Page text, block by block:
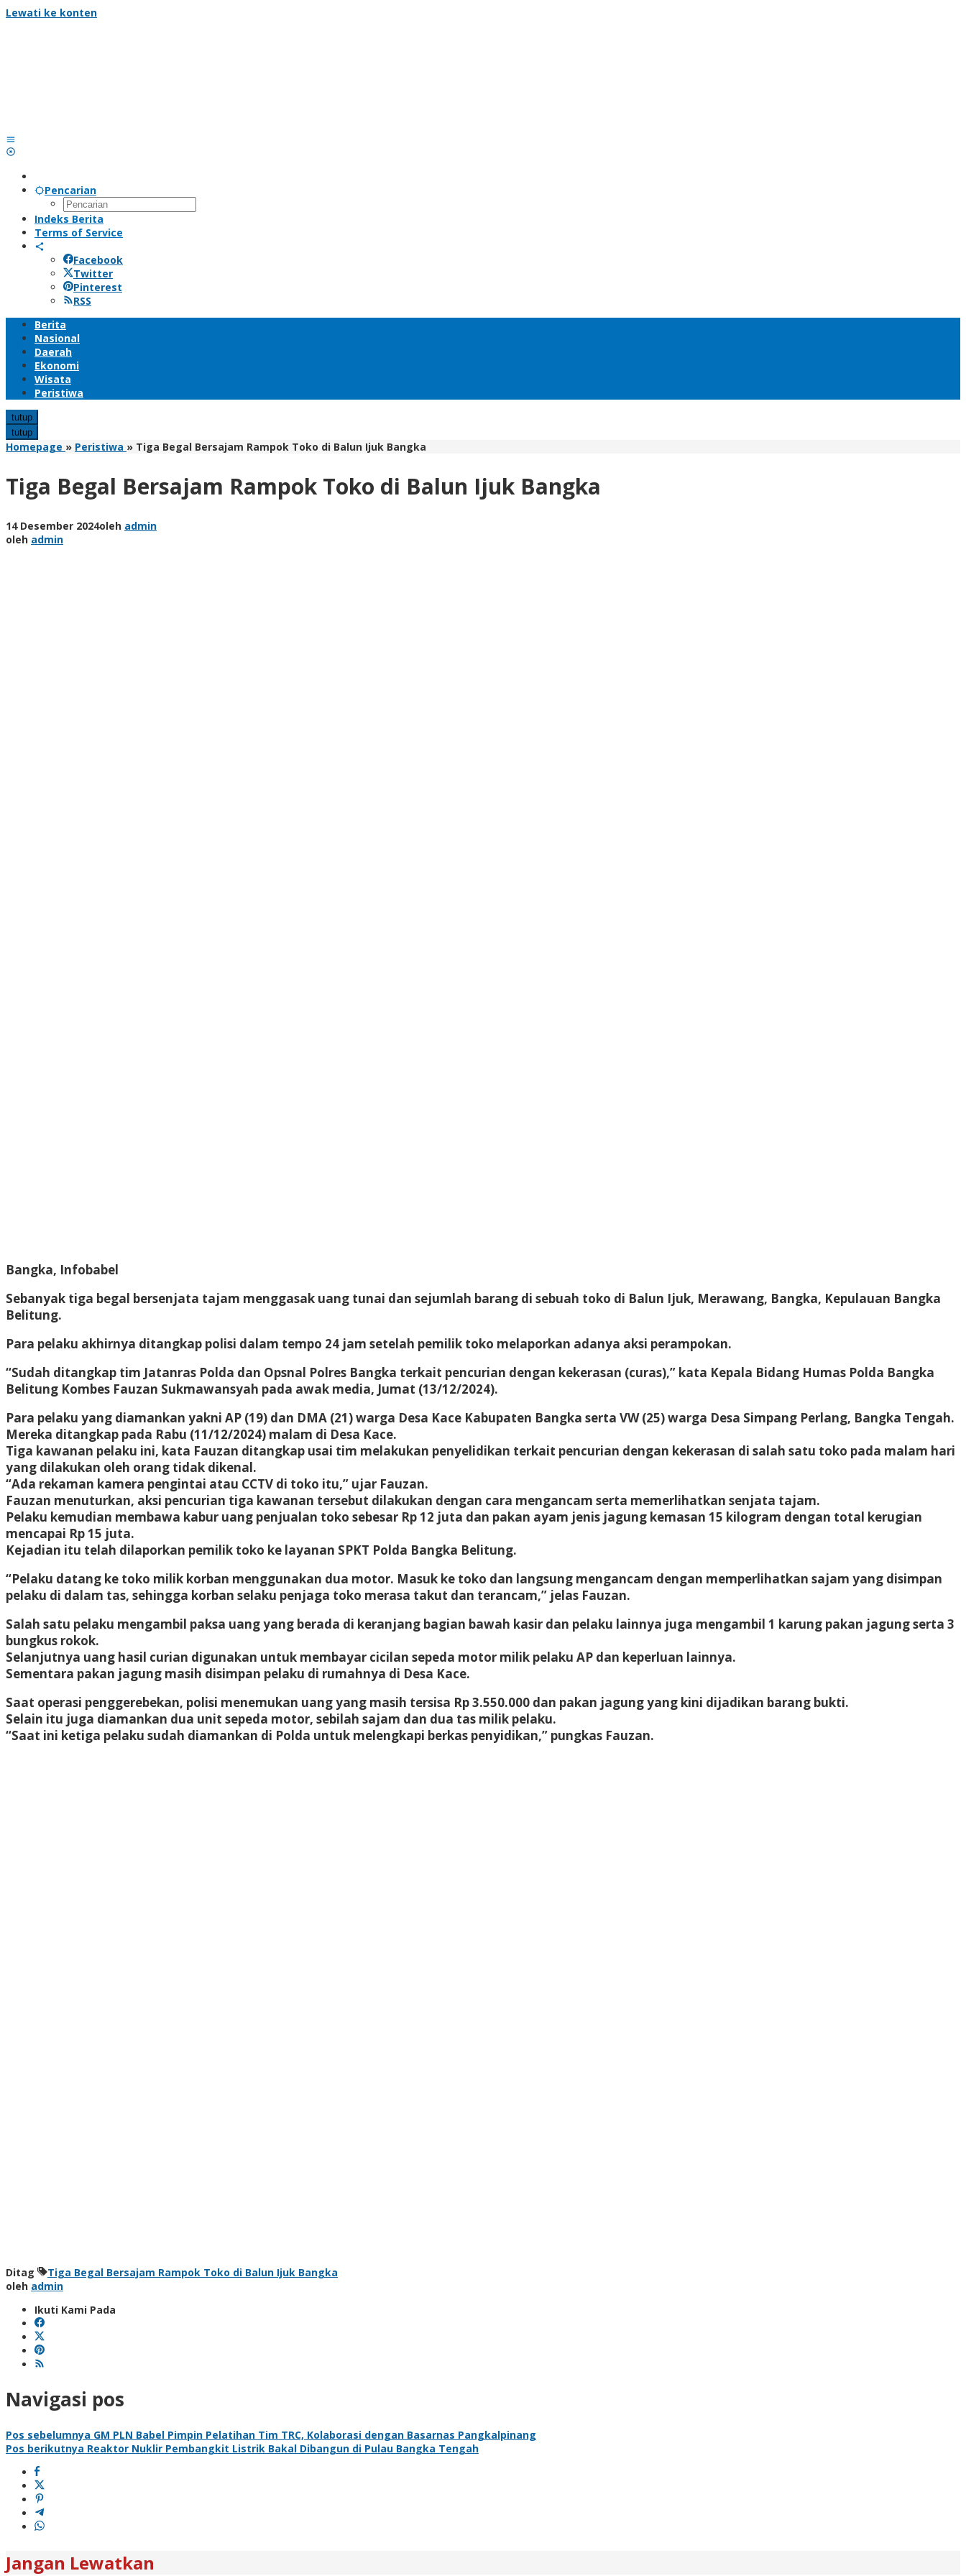
Lewati ke konten
Pencarian
Indeks Berita
Terms of Service
Facebook
Twitter
Pinterest
RSS
Berita
Nasional
Daerah
Ekonomi
Wisata
Peristiwa
tutup
tutup
Homepage » Peristiwa » Tiga Begal Bersajam Rampok Toko di Balun Ijuk Bangka
Tiga Begal Bersajam Rampok Toko di Balun Ijuk Bangka
14 Desember 2024oleh admin
oleh admin
Bangka, Infobabel
Sebanyak tiga begal bersenjata tajam menggasak uang tunai dan sejumlah barang di sebuah toko di Balun Ijuk, Merawang, Bangka, Kepulauan Bangka
Belitung.
Para pelaku akhirnya ditangkap polisi dalam tempo 24 jam setelah pemilik toko melaporkan adanya aksi perampokan.
“Sudah ditangkap tim Jatanras Polda dan Opsnal Polres Bangka terkait pencurian dengan kekerasan (curas),” kata Kepala Bidang Humas Polda Bangka
Belitung Kombes Fauzan Sukmawansyah pada awak media, Jumat (13/12/2024).
Para pelaku yang diamankan yakni AP (19) dan DMA (21) warga Desa Kace Kabupaten Bangka serta VW (25) warga Desa Simpang Perlang, Bangka Tengah.
Mereka ditangkap pada Rabu (11/12/2024) malam di Desa Kace.
Tiga kawanan pelaku ini, kata Fauzan ditangkap usai tim melakukan penyelidikan terkait pencurian dengan kekerasan di salah satu toko pada malam hari
yang dilakukan oleh orang tidak dikenal.
“Ada rekaman kamera pengintai atau CCTV di toko itu,” ujar Fauzan.
Fauzan menuturkan, aksi pencurian tiga kawanan tersebut dilakukan dengan cara mengancam serta memerlihatkan senjata tajam.
Pelaku kemudian membawa kabur uang penjualan toko sebesar Rp 12 juta dan pakan ayam jenis jagung kemasan 15 kilogram dengan total kerugian
mencapai Rp 15 juta.
Kejadian itu telah dilaporkan pemilik toko ke layanan SPKT Polda Bangka Belitung.
“Pelaku datang ke toko milik korban menggunakan dua motor. Masuk ke toko dan langsung mengancam dengan memperlihatkan sajam yang disimpan
pelaku di dalam tas, sehingga korban selaku penjaga toko merasa takut dan terancam,” jelas Fauzan.
Salah satu pelaku mengambil paksa uang yang berada di keranjang bagian bawah kasir dan pelaku lainnya juga mengambil 1 karung pakan jagung serta 3
bungkus rokok.
Selanjutnya uang hasil curian digunakan untuk membayar cicilan sepeda motor milik pelaku AP dan keperluan lainnya.
Sementara pakan jagung masih disimpan pelaku di rumahnya di Desa Kace.
Saat operasi penggerebekan, polisi menemukan uang yang masih tersisa Rp 3.550.000 dan pakan jagung yang kini dijadikan barang bukti.
Selain itu juga diamankan dua unit sepeda motor, sebilah sajam dan dua tas milik pelaku.
“Saat ini ketiga pelaku sudah diamankan di Polda untuk melengkapi berkas penyidikan,” pungkas Fauzan.
Ditag
Tiga Begal Bersajam Rampok Toko di Balun Ijuk Bangka
oleh admin
Ikuti Kami Pada
Navigasi pos
Pos sebelumnya GM PLN Babel Pimpin Pelatihan Tim TRC, Kolaborasi dengan Basarnas Pangkalpinang
Pos berikutnya Reaktor Nuklir Pembangkit Listrik Bakal Dibangun di Pulau Bangka Tengah
Jangan Lewatkan